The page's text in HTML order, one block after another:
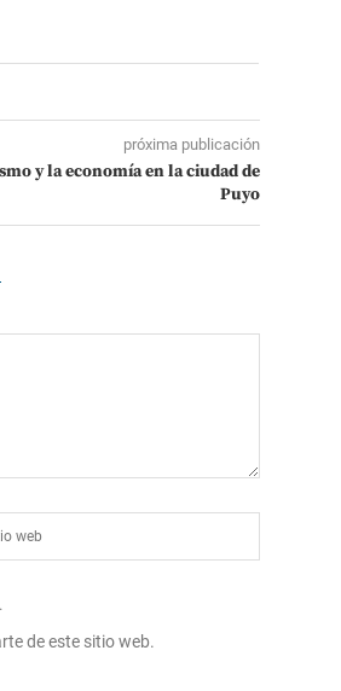
próxima publicación
y la economía en la ciudad de
Puyo
de este sitio web.